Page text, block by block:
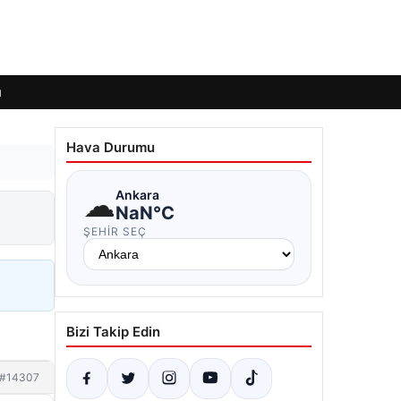
#14307
Hava Durumu
☁Ankara
NaN°C
ŞEHIR SEÇ
Bizi Takip Edin